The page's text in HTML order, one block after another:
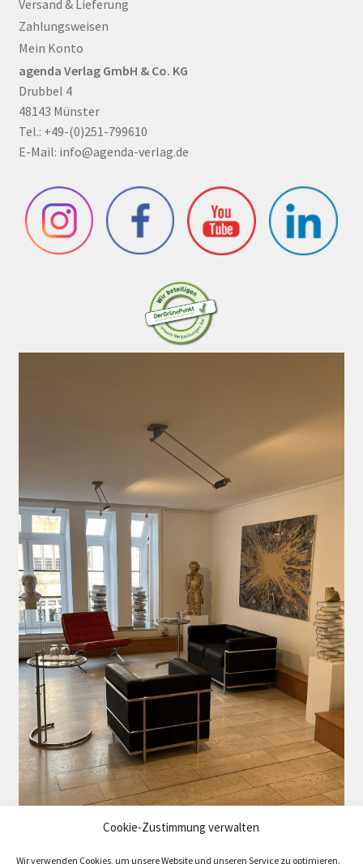
Cookie-Zustimmung verwalten
Wir verwenden Cookies, um unsere Website und unseren Service zu optimieren.
Versand & Lieferung
Zahlungsweisen
Mein Konto
agenda Verlag GmbH & Co. KG
Drubbel 4
48143 Münster
Tel.: +49-(0)251-799610
E-Mail: info@agenda-verlag.de